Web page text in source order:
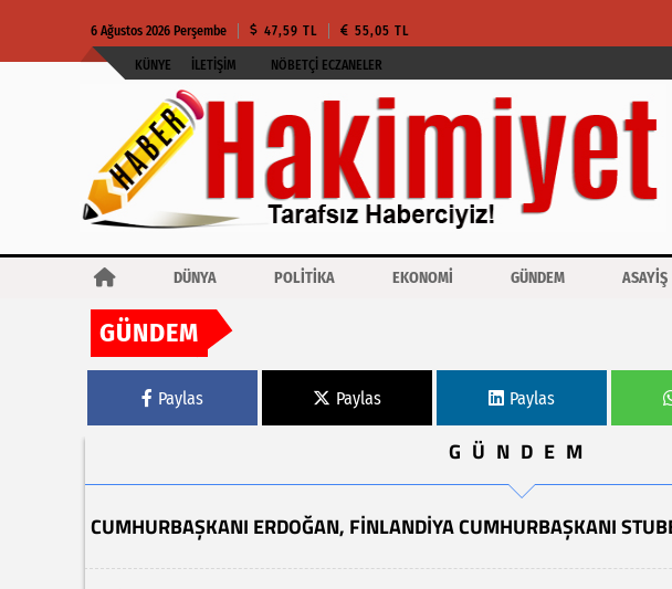
6 Ağustos 2026 Perşembe 47,59 TL 55,05 TL
KÜNYE İLETIŞIM NÖBETÇI ECZANELER
DÜNYA POLİTİKA EKONOMİ GÜNDEM ASAYİŞ
GÜNDEM
Paylas Paylas Paylas
GÜNDEM
CUMHURBAŞKANI ERDOĞAN, FINLANDIYA CUMHURBAŞKANI